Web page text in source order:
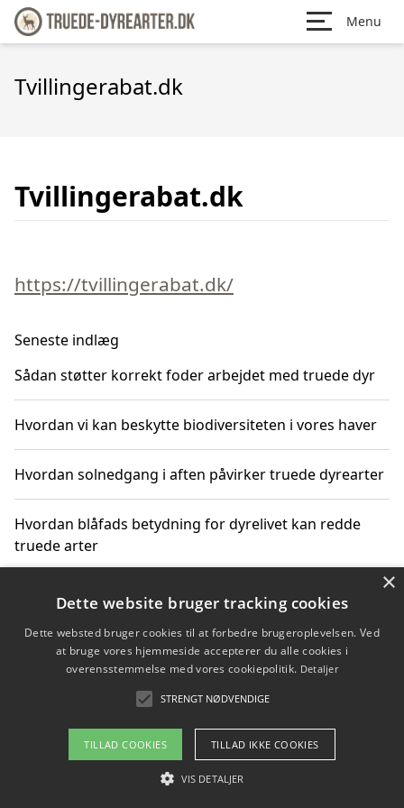
Menu
Tvillingerabat.dk
Tvillingerabat.dk
https://tvillingerabat.dk/
Seneste indlæg
Sådan støtter korrekt foder arbejdet med truede dyr
Hvordan vi kan beskytte biodiversiteten i vores haver
Hvordan solnedgang i aften påvirker truede dyrearter
Hvordan blåfads betydning for dyrelivet kan redde
truede arter
Hvordan kan gaver til unge voksne støtte bevarelsen
Copyright 2026 - Pilanto Aps
Om / kontakt
Blog Betingelser
×
Dette website bruger tracking cookies
Dette websted bruger cookies til at forbedre brugeroplevelsen. Ved
at bruge vores hjemmeside accepterer du alle cookies i
overensstemmelse med vores cookiepolitik. Detaljer
STRENGT NØDVENDIGE
TILLAD COOKIES TILLAD IKKE COOKIES
VIS DETALJER